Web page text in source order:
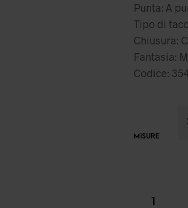
Punta: A
Tipo di
Chiusura:
Fantasia:
Codice:
MISURE